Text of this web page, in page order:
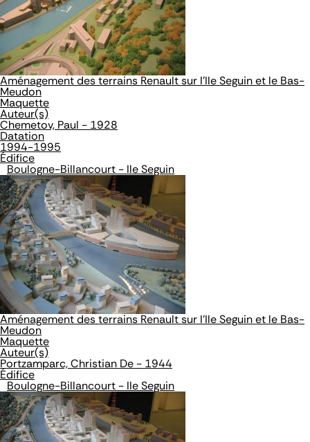
Aménagement des terrains Renault sur l'Ile Seguin et le Bas-
Meudon
Maquette
Auteur(s)
Chemetov, Paul - 1928
Datation
1994-1995
Édifice
Boulogne-Billancourt - Ile Seguin
Aménagement des terrains Renault sur l'Ile Seguin et le Bas-
Meudon
Maquette
Auteur(s)
Portzamparc, Christian De - 1944
Édifice
Boulogne-Billancourt - Ile Seguin